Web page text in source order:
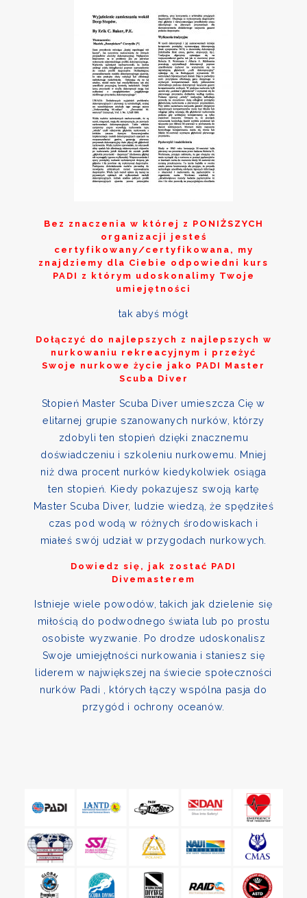
Bez znaczenia w której z PONIŻSZYCH
organizacji jesteś
certyfikowany/certyfikowana, my
znajdziemy dla Ciebie odpowiedni kurs
PADI z którym udoskonalimy Twoje
umiejętności
tak abyś mógł
Dołączyć do najlepszych z najlepszych w
nurkowaniu rekreacyjnym i przeżyć
Swoje nurkowe życie jako PADI Master
Scuba Diver
Stopień Master Scuba Diver umieszcza Cię w
elitarnej grupie szanowanych nurków, którzy
zdobyli ten stopień dzięki znacznemu
doświadczeniu i szkoleniu nurkowemu. Mniej
niż dwa procent nurków kiedykolwiek osiąga
ten stopień. Kiedy pokazujesz swoją kartę
Master Scuba Diver, ludzie wiedzą, że spędziłeś
czas pod wodą w różnych środowiskach i
miałeś swój udział w przygodach nurkowych.
Dowiedz się, jak zostać PADI
Divemasterem
Istnieje wiele powodów, takich jak dzielenie się
miłością do podwodnego świata lub po prostu
osobiste wyzwanie. Po drodze udoskonalisz
Swoje umiejętności nurkowania i staniesz się
liderem w największej na świecie społeczności
nurków Padi , których łączy wspólna pasja do
przygód i ochrony oceanów.